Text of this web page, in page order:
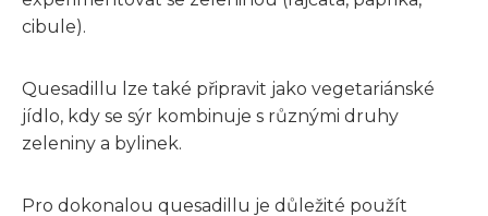
cibule).
Quesadillu lze také připravit jako vegetariánské
jídlo, kdy se sýr kombinuje s různými druhy
zeleniny a bylinek.
Pro dokonalou quesadillu je důležité použít